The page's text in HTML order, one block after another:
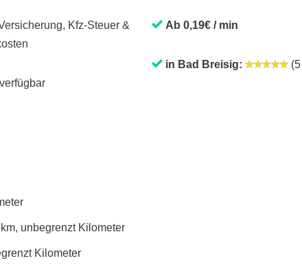
Kfz-Steuer &
Ab 0,19€ / min
in Bad Breisig:
unbegrenzt Kilometer
Kilometer